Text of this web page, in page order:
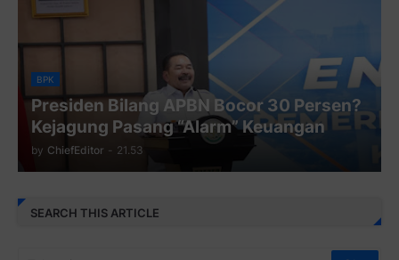
BPK
Presiden Bilang APBN Bocor 30 Persen?
Kejagung Pasang “Alarm” Keuangan
by ChiefEditor - 21.53
SEARCH THIS ARTICLE